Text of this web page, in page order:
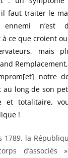
il faut traiter le
n’est
ce que croient
mais
notre
au long de son
et totalitaire,
!
1789, la
d’associés